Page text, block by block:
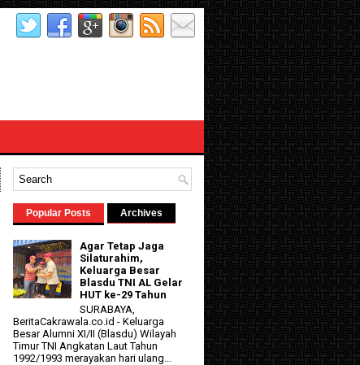
Popular Posts Archives
Agar Tetap Jaga
Silaturahim,
Keluarga Besar
Blasdu TNI AL Gelar
HUT ke-29 Tahun
SURABAYA,
BeritaCakrawala.co.id - Keluarga
Besar Alumni XI/II (Blasdu) Wilayah
Timur TNI Angkatan Laut Tahun
1992/1993 merayakan hari ulang...